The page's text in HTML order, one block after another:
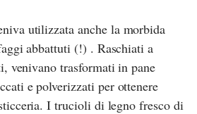
utilizzata anche la morbida
abbattuti (!) . Raschiati a
venivano trasformati in pane
e polverizzati per ottenere
I trucioli di legno fresco di